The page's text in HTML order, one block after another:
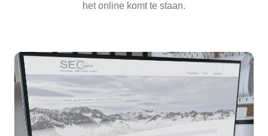
het online komt te staan.